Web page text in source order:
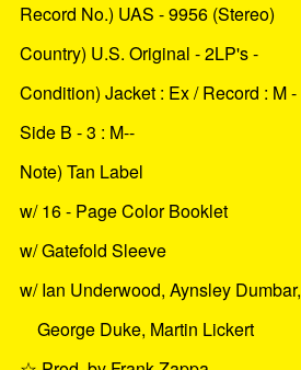
Record No.) UAS - 9956 (Stereo)
Country) U.S. Original - 2LP's -
Condition) Jacket : Ex / Record : M -
Side B - 3 : M--
Note) Tan Label
w/ 16 - Page Color Booklet
w/ Gatefold Sleeve
w/ Ian Underwood, Aynsley Dumbar,
George Duke, Martin Lickert